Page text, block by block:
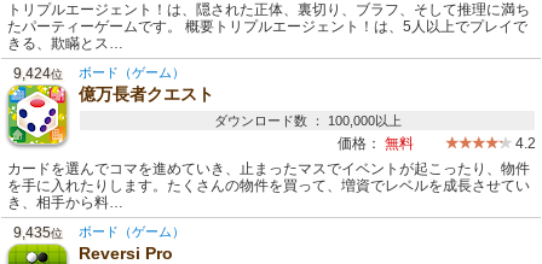
トリプルエージェント！は、隠された正体、裏切り、ブラフ、そして推理に満ち
たパーティーゲームです。 概要トリプルエージェント！は、5人以上でプレイで
きる、欺瞞とス…
9,424位 ボード（ゲーム）
億万長者クエスト
ダウンロード数 ： 100,000以上
価格： 無料
4.2
カードを選んでコマを進めていき、止まったマスでイベントが起こったり、物件
を手に入れたりします。たくさんの物件を買って、増資でレベルを成長させてい
き、相手から料…
9,435位 ボード（ゲーム）
Reversi Pro